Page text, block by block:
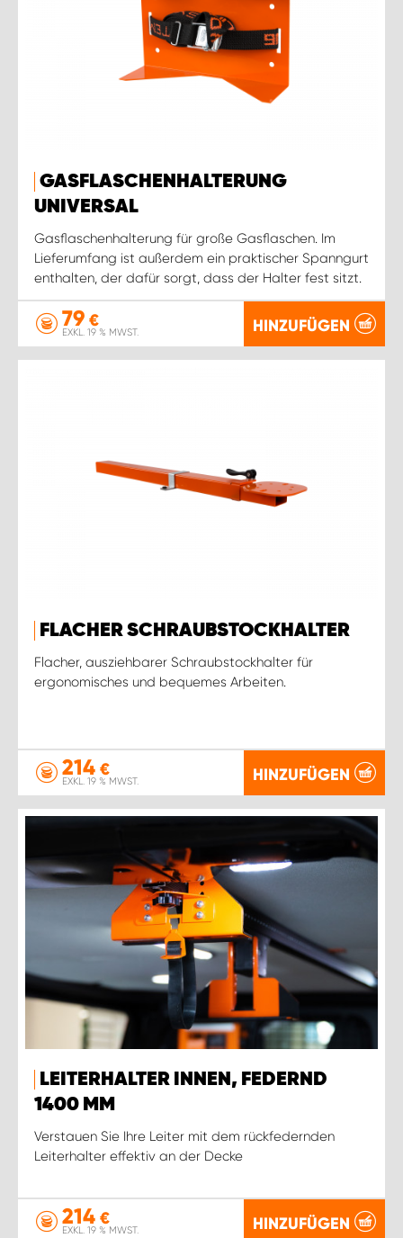
GASFLASCHENHALTERUNG
UNIVERSAL
Gasflaschenhalterung für große Gasflaschen. Im
Lieferumfang ist außerdem ein praktischer Spanngurt
enthalten, der dafür sorgt, dass der Halter fest sitzt.
79 €
EXKL. 19 % MWST. HINZUFÜGEN
FLACHER SCHRAUBSTOCKHALTER
Flacher, ausziehbarer Schraubstockhalter für
ergonomisches und bequemes Arbeiten.
214 €
EXKL. 19 % MWST. HINZUFÜGEN
LEITERHALTER INNEN, FEDERND
1400 MM
Verstauen Sie Ihre Leiter mit dem rückfedernden
Leiterhalter effektiv an der Decke
214 €
EXKL. 19 % MWST. HINZUFÜGEN